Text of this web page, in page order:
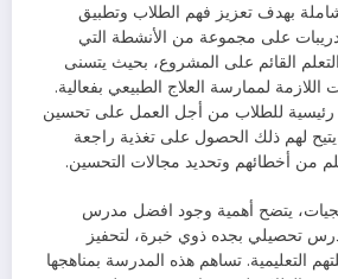
بهدف تعزيز فهم الطلاب وتطبيق
على مجموعة من الأنشطة التي
القائم على المشروع، بحيث يتسنى
لممارسة العلاج الطبيعي بفعالية.
رئيسية للطلاب من أجل العمل على تحسين
لهم ذلك الحصول على تغذية راجعة
من أخطائهم وتحديد مجالات التحسين.
يتضح أهمية وجود افضل مدرس
تحصيلي بجده ذوي خبرة، لتحفيز
التعليمية. تساهم هذه المدرسة بمناهجها